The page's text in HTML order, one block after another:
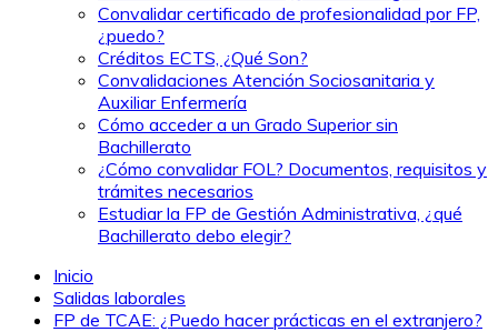
Convalidar certificado de profesionalidad por FP,
¿puedo?
Créditos ECTS, ¿Qué Son?
Convalidaciones Atención Sociosanitaria y
Auxiliar Enfermería
Cómo acceder a un Grado Superior sin
Bachillerato
¿Cómo convalidar FOL? Documentos, requisitos y
trámites necesarios
Estudiar la FP de Gestión Administrativa, ¿qué
Bachillerato debo elegir?
Inicio
Salidas laborales
FP de TCAE: ¿Puedo hacer prácticas en el extranjero?